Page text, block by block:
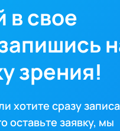
в свое
зрения!
хотите сразу
оставьте заявку, мы